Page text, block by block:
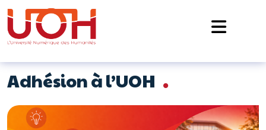
Passer au contenu
Navigation principale
Adhésion à l’UOH